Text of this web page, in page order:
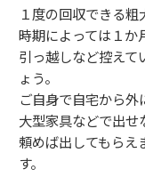
１度の回収できる粗
時期によっては１か
引っ越しなど控えて
ょう。
ご自身で自宅から外
大型家具などで出
頼めば出してもらえ
す。